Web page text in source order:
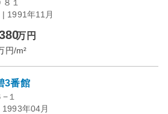
１
1991年11月
万円
円/m²
3番館
１
年04月